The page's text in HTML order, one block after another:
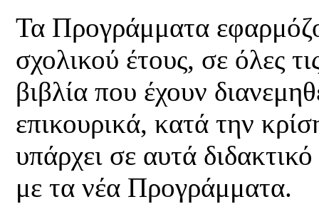
Τα Προγράμματα
σχολικού έτους, σε όλες
βιβλία που έχουν
επικουρικά, κατά την
υπάρχει σε αυτά
με τα νέα Προγράμματα.